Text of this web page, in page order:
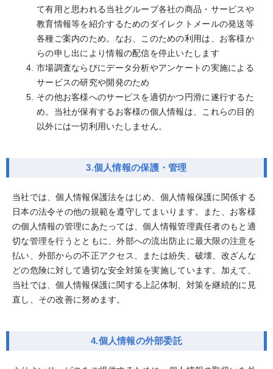
て有用と思われる当社グループ各社の商品・サービスや
教育情報等を紹介するためのダイレクトメールの発送等
各種ご案内のため。なお、このための利用は、お客様か
らの申し出により情報の配信を停止いたします
市場調査ならびにデータ分析やアンケートの実施による
サービスの研究や開発のため
その他お客様へのサービスを適切かつ円滑に遂行するた
め。当社が保有するお客様の個人情報は、これらの目的
以外には一切利用いたしません。
3.個人情報の保護・管理
当社では、個人情報保護法をはじめ、個人情報保護に関係する
日本の法令その他の規範を遵守してまいります。また、お客様
の個人情報の管理にあたっては、個人情報管理責任者のもと適
切な管理を行うとともに、外部への流出防止に最大限の注意を
払い、外部からの不正アクセス、または紛失、破壊、改ざんな
どの危険に対して適切な安全対策を実施しています。加えて、
当社では、個人情報保護に関する上記体制、対策を継続的に見
直し、その改善に努めます。
4.個人情報の外部委託